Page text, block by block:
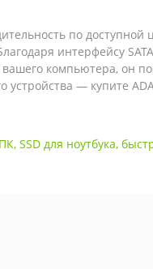
по доступной
интерфейсу
компьютера, он
— купите
, SSD для ноутбука,